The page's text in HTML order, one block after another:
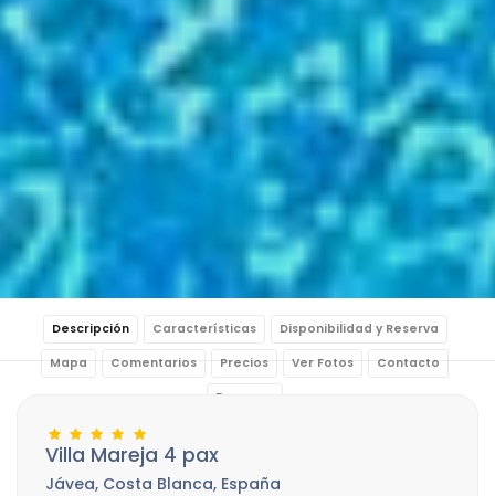
Descripción Características Disponibilidad y Reserva
Mapa Comentarios Precios Ver Fotos Contacto
Reservar
Villa Mareja 4 pax
Jávea, Costa Blanca, España